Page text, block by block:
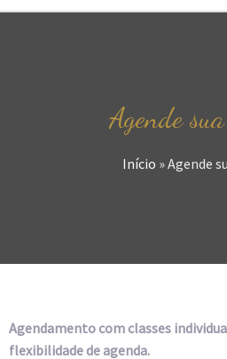
Agende
Início »Agende
Agendamento com classes
flexibilidade de agenda.